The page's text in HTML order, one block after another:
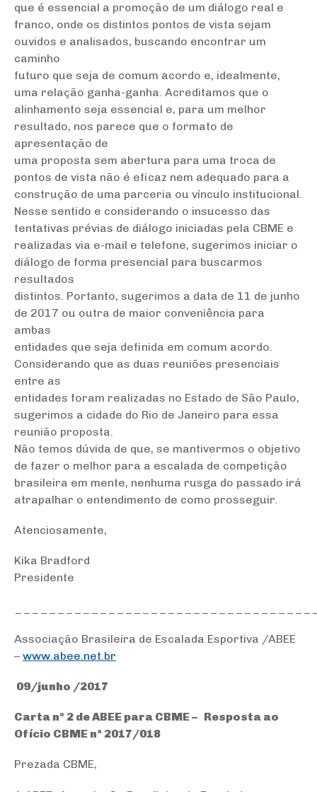
que é essencial a promoção de um diálogo real e
franco, onde os distintos pontos de vista sejam
ouvidos e analisados, buscando encontrar um
caminho
futuro que seja de comum acordo e, idealmente,
uma relação ganha-ganha. Acreditamos que o
alinhamento seja essencial e, para um melhor
resultado, nos parece que o formato de
apresentação de
uma proposta sem abertura para uma troca de
pontos de vista não é eficaz nem adequado para a
construção de uma parceria ou vínculo institucional.
Nesse sentido e considerando o insucesso das
tentativas prévias de diálogo iniciadas pela CBME e
realizadas via e-mail e telefone, sugerimos iniciar o
diálogo de forma presencial para buscarmos
resultados
distintos. Portanto, sugerimos a data de 11 de junho
de 2017 ou outra de maior conveniência para
ambas
entidades que seja definida em comum acordo.
Considerando que as duas reuniões presenciais
entre as
entidades foram realizadas no Estado de São Paulo,
sugerimos a cidade do Rio de Janeiro para essa
reunião proposta.
Não temos dúvida de que, se mantivermos o objetivo
de fazer o melhor para a escalada de competição
brasileira em mente, nenhuma rusga do passado irá
atrapalhar o entendimento de como prosseguir.
Atenciosamente,
Kika Bradford
Presidente
Associação Brasileira de Escalada Esportiva /ABEE
– www.abee.net.br
09/junho /2017
Carta nº 2 de ABEE para CBME – Resposta ao
Ofício CBME nª 2017/018
Prezada CBME,